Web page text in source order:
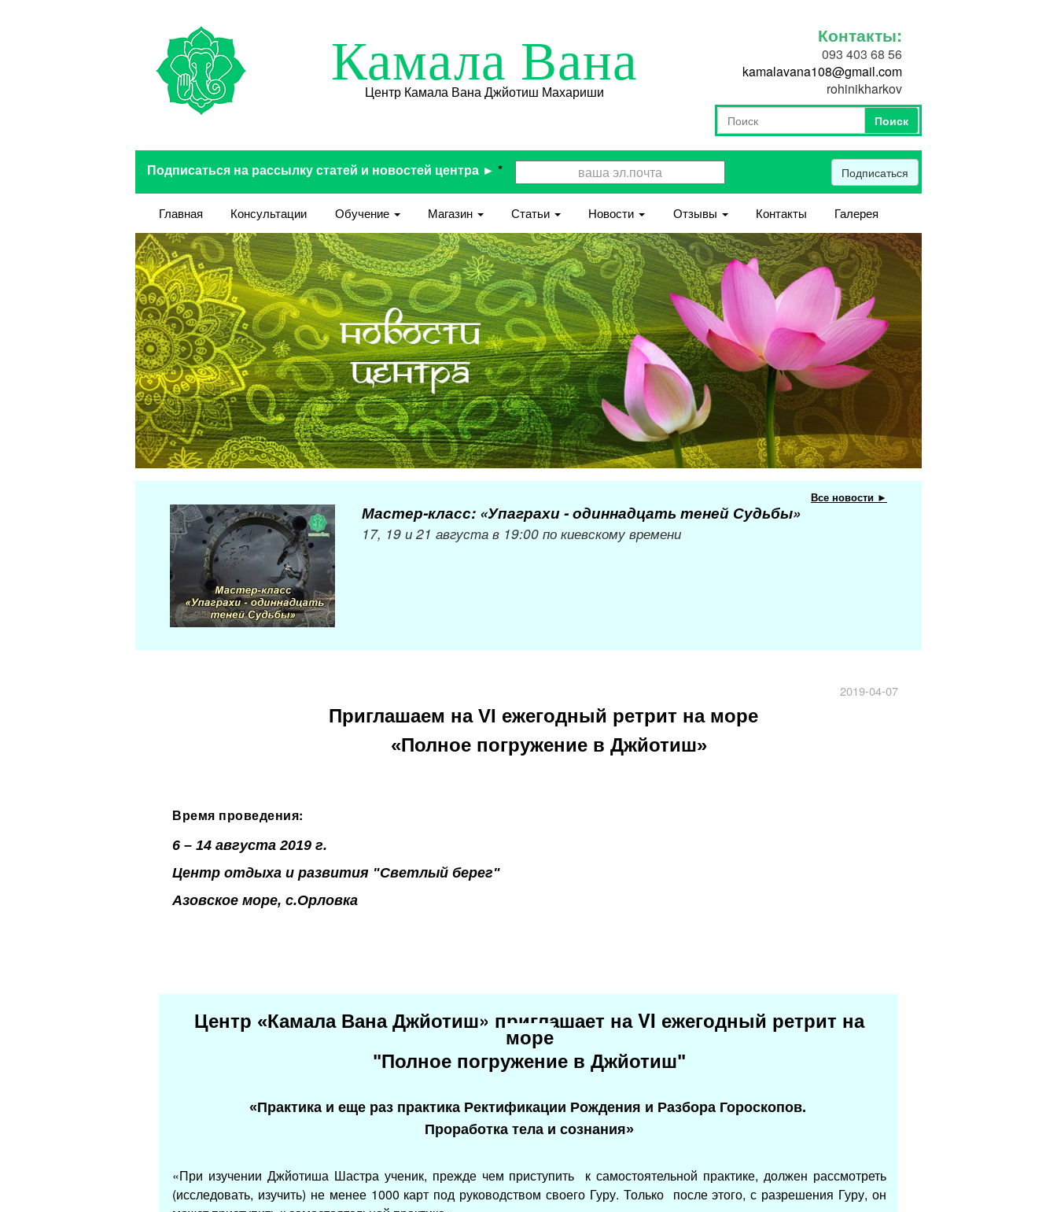
Камала Вана
Центр Камала Вана Джйотиш Махариши
Контакты:
093 403 68 56
kamalavana108@gmail.com
rohinikharkov
Форма поиска
Поиск
Поиск
Подписаться на рассылку статей и новостей центра ► * Подписаться
Главная Консультации Обучение Магазин Статьи Новости Отзывы Контакты Галерея
Все новости ►
Мастер-класс: «Упаграхи - одиннадцать теней Судьбы»
17, 19 и 21 августа в 19:00 по киевскому времени
2019-04-07
Приглашаем на VI ежегодный ретрит на море
«Полное погружение в Джйотиш»
Время проведения:
6 – 14 августа 2019 г.
Центр отдыха и развития "Светлый берег"
Азовское море, с.Орловка
Центр «Камала Вана Джйотиш» приглашает на VI ежегодный ретрит на
море
"Полное погружение в Джйотиш"
«Практика и еще раз практика Ректификации Рождения и Разбора Гороскопов.
Проработка тела и сознания»
«При изучении Джйотиша Шастра ученик, прежде чем приступить к самостоятельной практике, должен рассмотреть
(исследовать, изучить) не менее 1000 карт под руководством своего Гуру. Только после этого, с разрешения Гуру, он